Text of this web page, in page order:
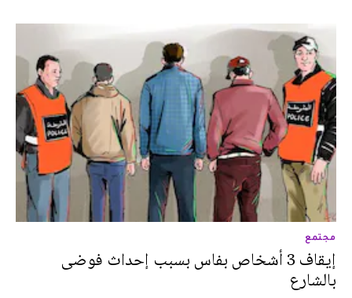
مجتمع
إيقاف 3 أشخاص بفاس بسبب إحداث فوضى
بالشارع